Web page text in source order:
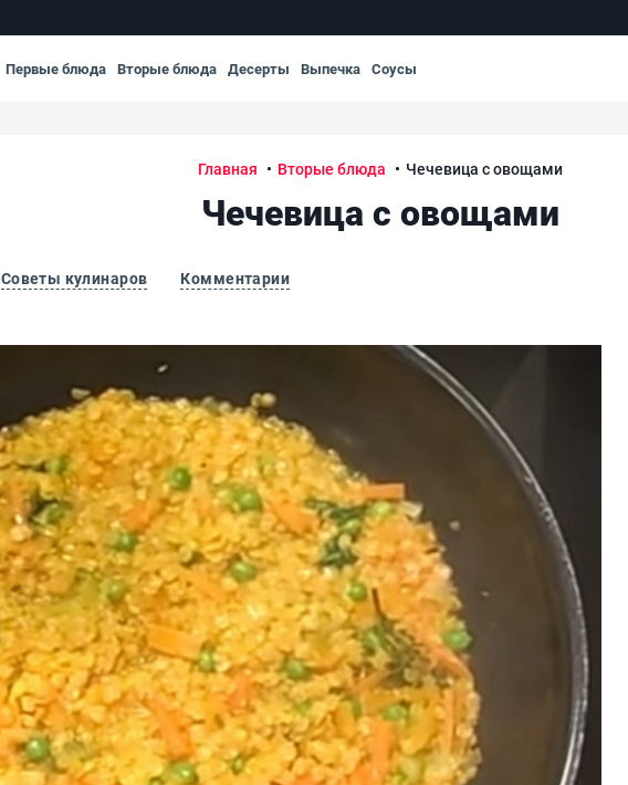
Первые блюда Вторые блюда Десерты Выпечка Соусы
Главная Вторые блюда Чечевица с овощами
Чечевица с овощами
Советы кулинаров Комментарии